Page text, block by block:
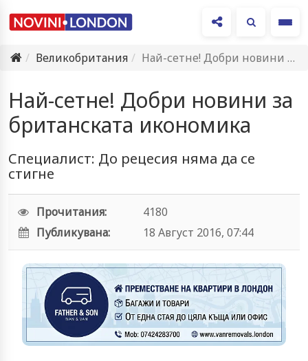
Великобритания
Най-сетне! Добри новини за британската икономика
Най-сетне! Добри новини за
британската икономика
Специалист: До рецесия няма да се
стигне
Прочитания:
4180
Публикувана:
18 Август 2016, 07:44